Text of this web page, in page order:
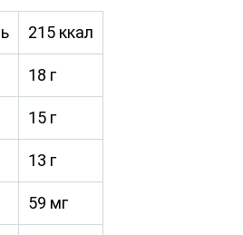
215 ккал
18 г
15 г
13 г
59 мг